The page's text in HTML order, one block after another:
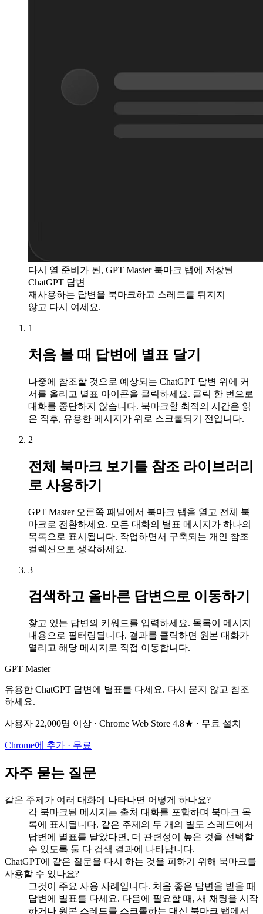
다시 열 준비가 된, GPT Master 북마크 탭에 저장된
ChatGPT 답변
재사용하는 답변을 북마크하고 스레드를 뒤지지
않고 다시 여세요.
1
처음 볼 때 답변에 별표 달기
나중에 참조할 것으로 예상되는 ChatGPT 답변 위에 커
서를 올리고 별표 아이콘을 클릭하세요. 클릭 한 번으로
대화를 중단하지 않습니다. 북마크할 최적의 시간은 읽
은 직후, 유용한 메시지가 위로 스크롤되기 전입니다.
2
전체 북마크 보기를 참조 라이브러리
로 사용하기
GPT Master 오른쪽 패널에서 북마크 탭을 열고 전체 북
마크로 전환하세요. 모든 대화의 별표 메시지가 하나의
목록으로 표시됩니다. 작업하면서 구축되는 개인 참조
컬렉션으로 생각하세요.
3
검색하고 올바른 답변으로 이동하기
찾고 있는 답변의 키워드를 입력하세요. 목록이 메시지
내용으로 필터링됩니다. 결과를 클릭하면 원본 대화가
열리고 해당 메시지로 직접 이동합니다.
GPT Master
유용한 ChatGPT 답변에 별표를 다세요. 다시 묻지 않고 참조
하세요.
사용자 22,000명 이상 · Chrome Web Store 4.8★ · 무료 설치
Chrome에 추가 · 무료
자주 묻는 질문
같은 주제가 여러 대화에 나타나면 어떻게 하나요?
각 북마크된 메시지는 출처 대화를 포함하며 북마크 목
록에 표시됩니다. 같은 주제의 두 개의 별도 스레드에서
답변에 별표를 달았다면, 더 관련성이 높은 것을 선택할
수 있도록 둘 다 검색 결과에 나타납니다.
ChatGPT에 같은 질문을 다시 하는 것을 피하기 위해 북마크를
사용할 수 있나요?
그것이 주요 사용 사례입니다. 처음 좋은 답변을 받을 때
답변에 별표를 다세요. 다음에 필요할 때, 새 채팅을 시작
하거나 원본 스레드를 스크롤하는 대신 북마크 탭에서